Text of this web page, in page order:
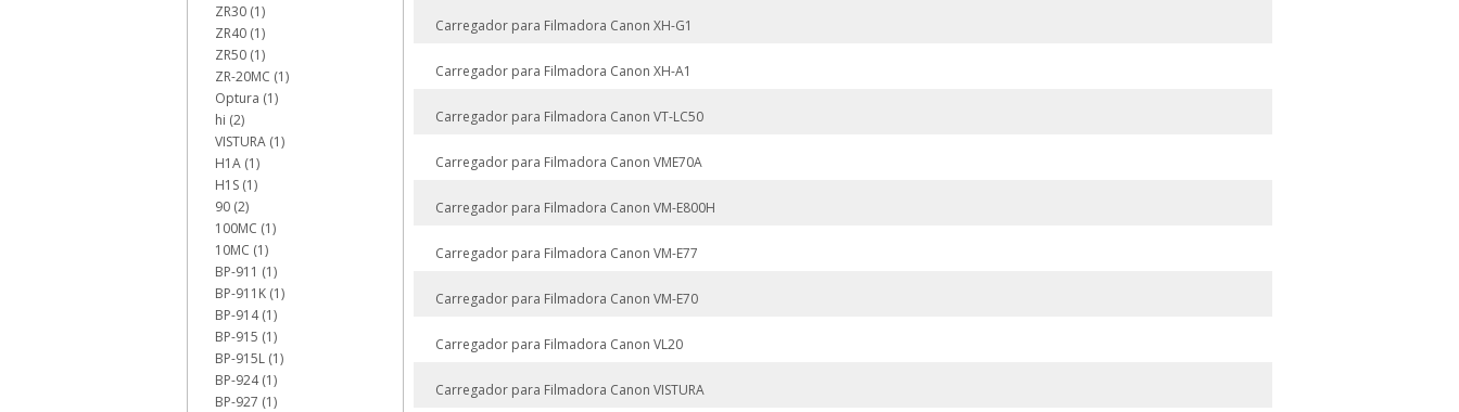
ZR30 (1)
ZR40 (1)
ZR50 (1)
ZR-20MC (1)
Optura (1)
hi (2)
VISTURA (1)
H1A (1)
H1S (1)
90 (2)
100MC (1)
10MC (1)
BP-911 (1)
BP-911K (1)
BP-914 (1)
BP-915 (1)
BP-915L (1)
BP-924 (1)
BP-927 (1)
Carregador para Filmadora Canon XH-G1
Carregador para Filmadora Canon XH-A1
Carregador para Filmadora Canon VT-LC50
Carregador para Filmadora Canon VME70A
Carregador para Filmadora Canon VM-E800H
Carregador para Filmadora Canon VM-E77
Carregador para Filmadora Canon VM-E70
Carregador para Filmadora Canon VL20
Carregador para Filmadora Canon VISTURA